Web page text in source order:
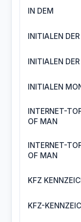
IN DEM
INITIALEN
INITIALEN
INITIALEN
INTERNET-
OF MAN
INTERNET-
OF MAN
KFZ
KFZ-